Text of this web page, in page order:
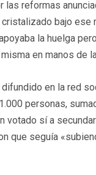
las reformas
cristalizado bajo ese
la huelga
en manos de
difundido en la red
personas,
votado sí a
que seguía